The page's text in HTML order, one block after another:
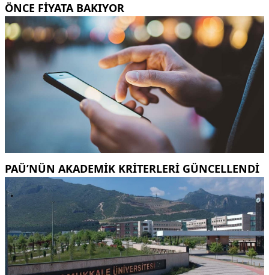
ÖNCE FIYATA BAKIYOR
PAÜ’NÜN AKADEMIK KRITERLERI GÜNCELLENDI